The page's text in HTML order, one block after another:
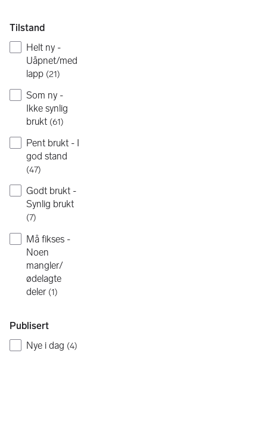
Tilstand
Helt ny -
Uåpnet/med
lapp (21)
Som ny -
Ikke synlig
brukt (61)
Pent brukt - I
god stand
(47)
Godt brukt -
Synlig brukt
(7)
Må fikses -
Noen
mangler/
ødelagte
deler (1)
Publisert
Nye i dag (4)